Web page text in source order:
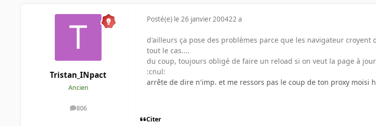
Tristan_INpact
Ancien
806
messages
Posté(e) le 26 janvier 200422 a
d'ailleurs ça pose des problèmes parce que les navigateur
tout le cas....
du coup, toujours obligé de faire un reload si on veut la page à
:cnul:
arrête de dire n'imp. et me ressors pas le coup de ton proxy moisi
Citer